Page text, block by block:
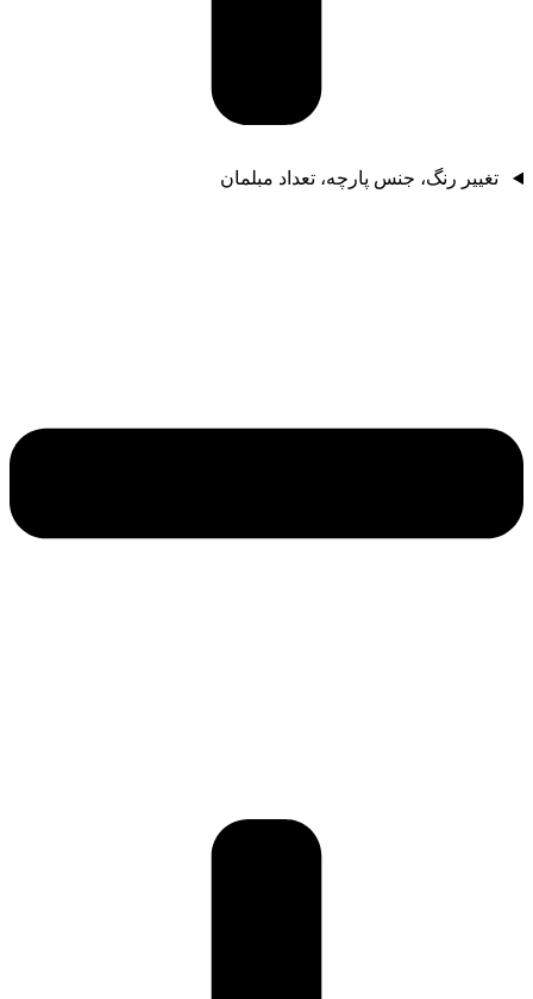
تغییر رنگ، جنس پارچه، تعداد مبلمان